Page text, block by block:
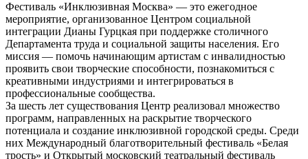
Фестиваль «Инклюзивная Москва» — это ежегодное
мероприятие, организованное Центром социальной
интеграции Дианы Гурцкая при поддержке столичного
Департамента труда и социальной защиты населения. Его
миссия — помочь начинающим артистам с инвалидностью
проявить свои творческие способности, познакомиться с
креативными индустриями и интегрироваться в
профессиональные сообщества.
За шесть лет существования Центр реализовал множество
программ, направленных на раскрытие творческого
потенциала и создание инклюзивной городской среды. Среди
них Международный благотворительный фестиваль «Белая
трость» и Открытый московский театральный фестиваль